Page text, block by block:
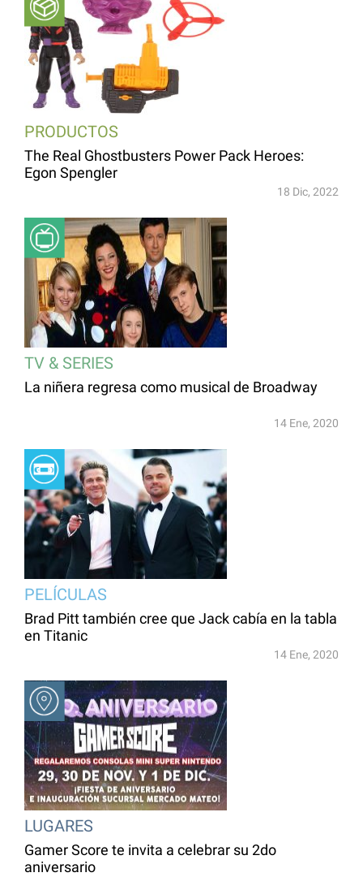
PRODUCTOS
The Real Ghostbusters Power Pack Heroes:
Egon Spengler
18 Dic, 2022
TV & SERIES
La niñera regresa como musical de Broadway
14 Ene, 2020
PELÍCULAS
Brad Pitt también cree que Jack cabía en la tabla
en Titanic
14 Ene, 2020
LUGARES
Gamer Score te invita a celebrar su 2do
aniversario